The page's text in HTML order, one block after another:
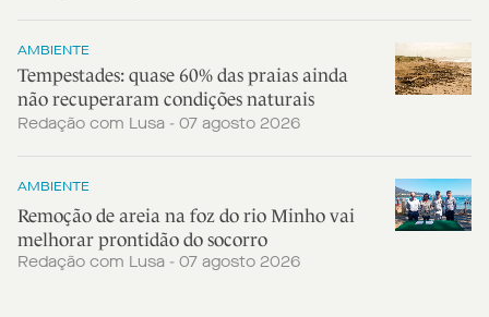
AMBIENTE
Tempestades: quase 60% das praias ainda
não recuperaram condições naturais
Redação com Lusa - 07 agosto 2026
AMBIENTE
Remoção de areia na foz do rio Minho vai
melhorar prontidão do socorro
Redação com Lusa - 07 agosto 2026